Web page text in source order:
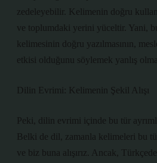
zedeleyebilir. Kelimenin doğru
ve toplumdaki yerini yüceltir. Yani, bu
kelimesinin doğru yazılmasının,
etkisi olduğunu söylemek yanlış
Dilin Evrimi: Kelimenin Şekil Alışı
Peki, dilin evrimi içinde bu tür
Belki de dil, zamanla kelimeleri bu
ve biz buna alışırız. Ancak, Türkçede